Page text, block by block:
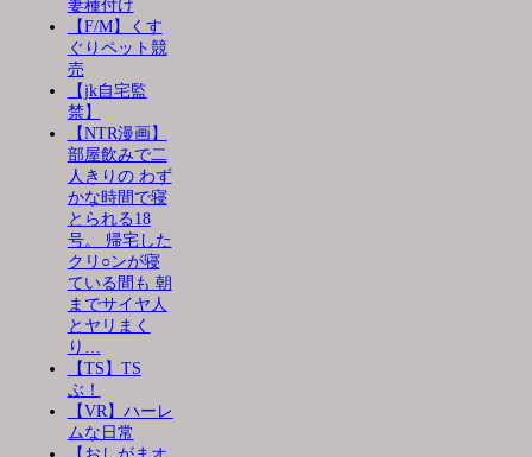
妻種付け
【F/M】くす
ぐりペット競
売
【jk自宅監
禁】
【NTR漫画】
部屋飲みで二
人きりの わず
かな時間で寝
とられる18
号。 帰宅した
クリ○ンが寝
ている間も 朝
までサイヤ人
とヤリまく
り…
【TS】TS
ぶ！
【VR】ハーレ
ムな日常